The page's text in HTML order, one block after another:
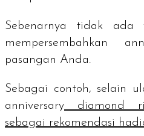
Sebenarnya tidak ada
mempersembahkan
pasangan Anda.
Sebagai contoh, selain
anniversary
diamond
sebagai rekomendasi